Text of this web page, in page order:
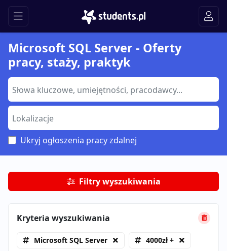
Microsoft SQL Server - Oferty
pracy, staży, praktyk
Ukryj ogłoszenia pracy zdalnej
Filtry wyszukiwania
Kryteria wyszukiwania
Microsoft SQL Server 4000zł +